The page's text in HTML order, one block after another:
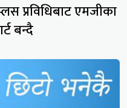
प्रविधिबाट एमजीका
बन्दै